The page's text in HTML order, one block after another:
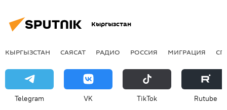
Кыргызстан
КЫРГЫЗСТАН САЯСАТ РАДИО РОССИЯ МИГРАЦИЯ
Telegram VK ТikТоk Rutube